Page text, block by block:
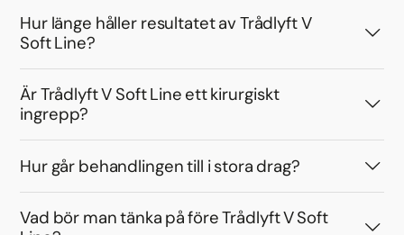
Hur länge håller resultatet av Trådlyft V
Soft Line?
Är Trådlyft V Soft Line ett kirurgiskt
ingrepp?
Hur går behandlingen till i stora drag?
Vad bör man tänka på före Trådlyft V Soft